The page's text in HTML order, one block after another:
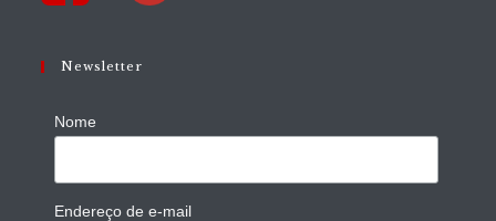
Newsletter
Nome
Endereço de e-mail